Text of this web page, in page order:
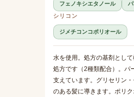
フェノキシエタノール
シリコン
ジメチコンコポリオール
水を使用。処方の基剤とし
処方です（2種類配合）。パ
支えています。グリセリン
のある髪に導きます。ポリ